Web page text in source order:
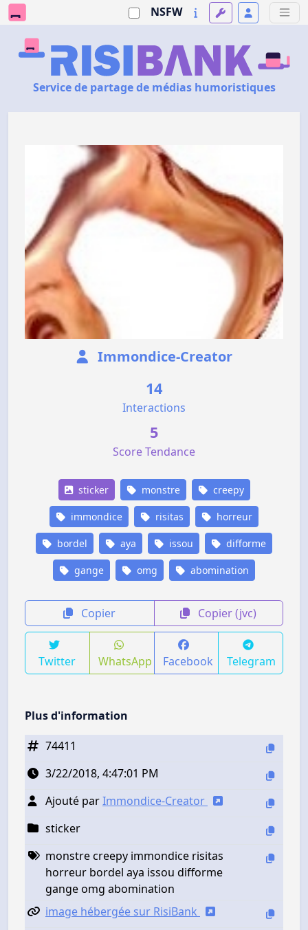
NSFW
Service de partage de médias humoristiques
Immondice-Creator
14
Interactions
5
Score Tendance
sticker monstre creepy
immondice risitas horreur
bordel aya issou difforme
gange omg abomination
Copier Copier (jvc)
Twitter WhatsApp Facebook Telegram
Plus d'information
74411
3/22/2018, 4:47:01 PM
Ajouté parImmondice-Creator
sticker
monstre creepy immondice risitas
horreur bordel aya issou difforme
gange omg abomination
image hébergée sur RisiBank